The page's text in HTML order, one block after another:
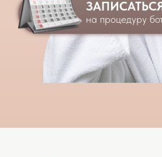
Процедуру проводят
специалисты